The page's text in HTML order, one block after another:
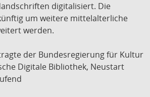
digitalisiert. Die
um weitere mittelalterliche
werden.
der Bundesregierung für Kultur
Digitale Bibliothek, Neustart